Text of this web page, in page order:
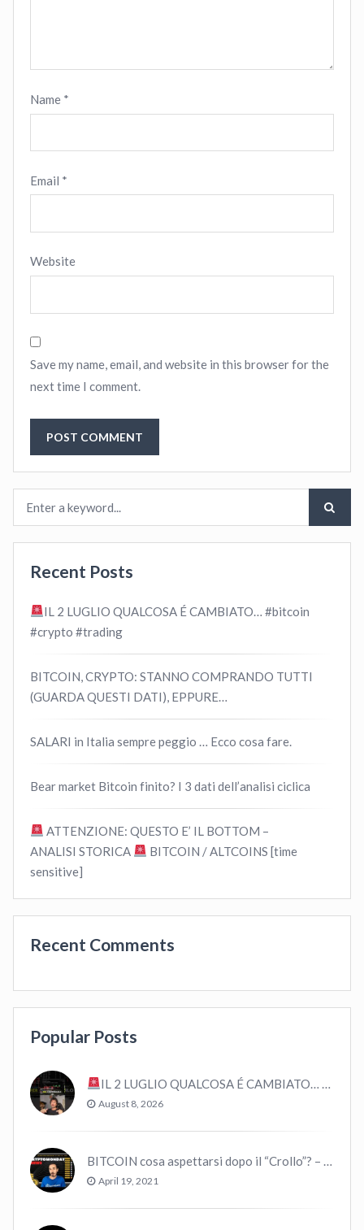
Name *
Email *
Website
Save my name, email, and website in this browser for the
next time I comment.
Recent Posts
IL 2 LUGLIO QUALCOSA É CAMBIATO… #bitcoin
#crypto #trading
BITCOIN, CRYPTO: STANNO COMPRANDO TUTTI
(GUARDA QUESTI DATI), EPPURE…
SALARI in Italia sempre peggio … Ecco cosa fare.
Bear market Bitcoin finito? I 3 dati dell’analisi ciclica
ATTENZIONE: QUESTO E’ IL BOTTOM –
ANALISI STORICA
BITCOIN / ALTCOINS [time
sensitive]
Recent Comments
Popular Posts
IL 2 LUGLIO QUALCOSA É CAMBIATO… #bitcoin #crypto #trading
August 8, 2026
BITCOIN cosa aspettarsi dopo il “Crollo”? – CryptoMonday NEWS w16/’21
April 19, 2021